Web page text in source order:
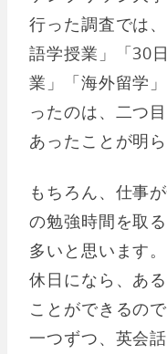
行った調査では
語学授業」「30
業」「海外留学
ったのは、二つ
あったことが明
もちろん、仕事
の勉強時間を取
多いと思います
休日になら、あ
ことができるの
一つずつ、英会